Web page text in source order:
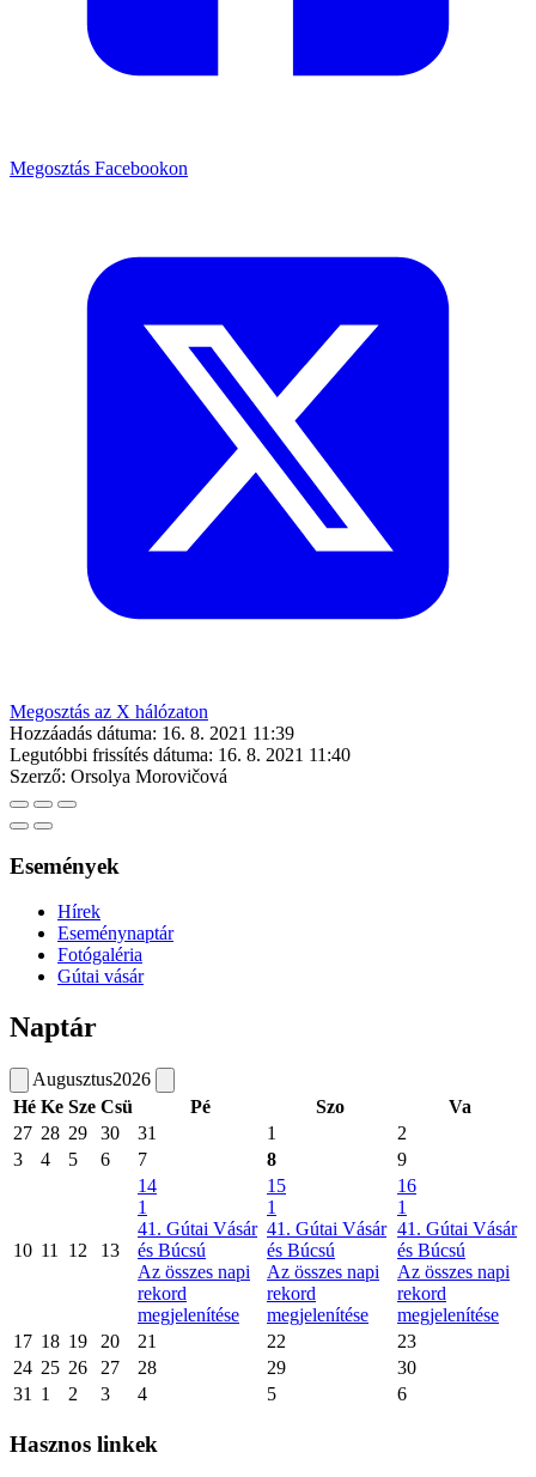
Megosztás Facebookon
Megosztás az X hálózaton
Hozzáadás dátuma: 16. 8. 2021 11:39
Legutóbbi frissítés dátuma: 16. 8. 2021 11:40
Szerző: Orsolya Morovičová
Események
Hírek
Eseménynaptár
Fotógaléria
Gútai vásár
Naptár
Augusztus2026
Hé Ke Sze Csü Pé Szo
Va
27 28 29 30 31 1
2
3
4 5 6 7 8 9
10 11 12 13
14
1
41. Gútai Vásár
és Búcsú
Az összes napi
rekord
megjelenítése
15
1
41. Gútai Vásár
és Búcsú
Az összes napi
rekord
megjelenítése
16
1
41. Gútai Vásár
és Búcsú
Az összes napi
rekord
megjelenítése
17 18 19 20 21 22
23
24 25 26 27 28 29
30
31
1 2 3 4 5 6
Hasznos linkek